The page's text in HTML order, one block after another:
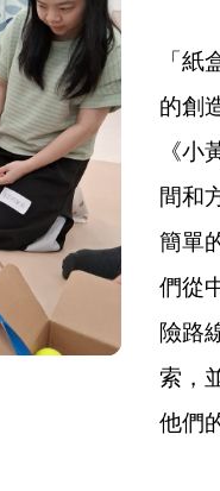
「
的創
《
間和
簡單
們從
險路
索，
他們